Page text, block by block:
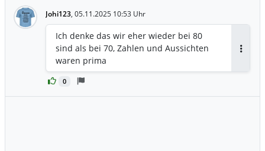
Johi123, 05.11.2025 10:53 Uhr
0
Ich denke das wir eher wieder bei 80
sind als bei 70, Zahlen und Aussichten
waren prima